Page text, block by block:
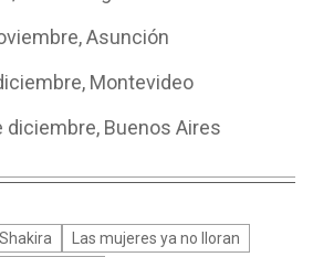
Asunción
Montevideo
diciembre, Buenos Aires
Shakira
Las mujeres ya no lloran